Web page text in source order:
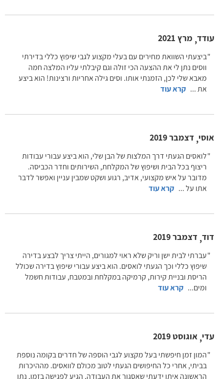
עודד, מרץ 2021
ביצעתי השוואת מחירים עם בעלי מקצוע לגבי שיפוץ כללי בדירתי
ווסים נתן לי את ההצעה הכי זולה וגם קיבלתי עליו המלצה חמה
מאבא שלי לכן, הזמנתי אותו. וסים גילה אחריות ורצינות! הוא ביצע
את... קרא עוד
אוסי, דצמבר 2019
לואסים הגעתי דרך המלצות של הבן שלי, הוא ביצע עבורי עבודות
ריצוף בכל הבית ושיפוץ של המקלחת, השירותים וחדר הכביסה.
מדובר על איש מקצועי, אדיב, רגוע ושקט שמבין עניין ואפשר לדבר
אתו על... קרא עוד
דוד, דצמבר 2019
עברתי לבית ישן וריק שלא ראוי למגורים, הייתי צריך לבצע בדירה
שיפוץ כללי וכך הגעתי לואסים. הוא ביצע עבורי שיפוץ בדירה שכולל
הריסת ובניית קירות, קרמיקה במקלחת ובמטבח, עבודות חשמל
ומים... קרא עוד
עדי,אוגוסט 2019
המון זמן חיפשתי בעל מקצוע לגבי הוספה של חדרים בקומה נוספת
בביתי, אחרי כל החיפושים הגעתי לטוב מכולם לוואסים. מההיכרות
הראשונה איתו ידעתי שאסגור את העבודה, הגיע לפגישה בזמן, נתן